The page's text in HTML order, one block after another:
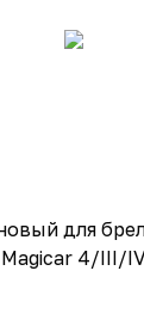
для
Magicar 4/III/